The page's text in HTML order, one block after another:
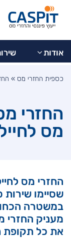
אודות
כספית החזרי מס »
החזרי
מס
החזרי מס
שסיימו
במשטרה
מעניק החזרי
את כל תקופת